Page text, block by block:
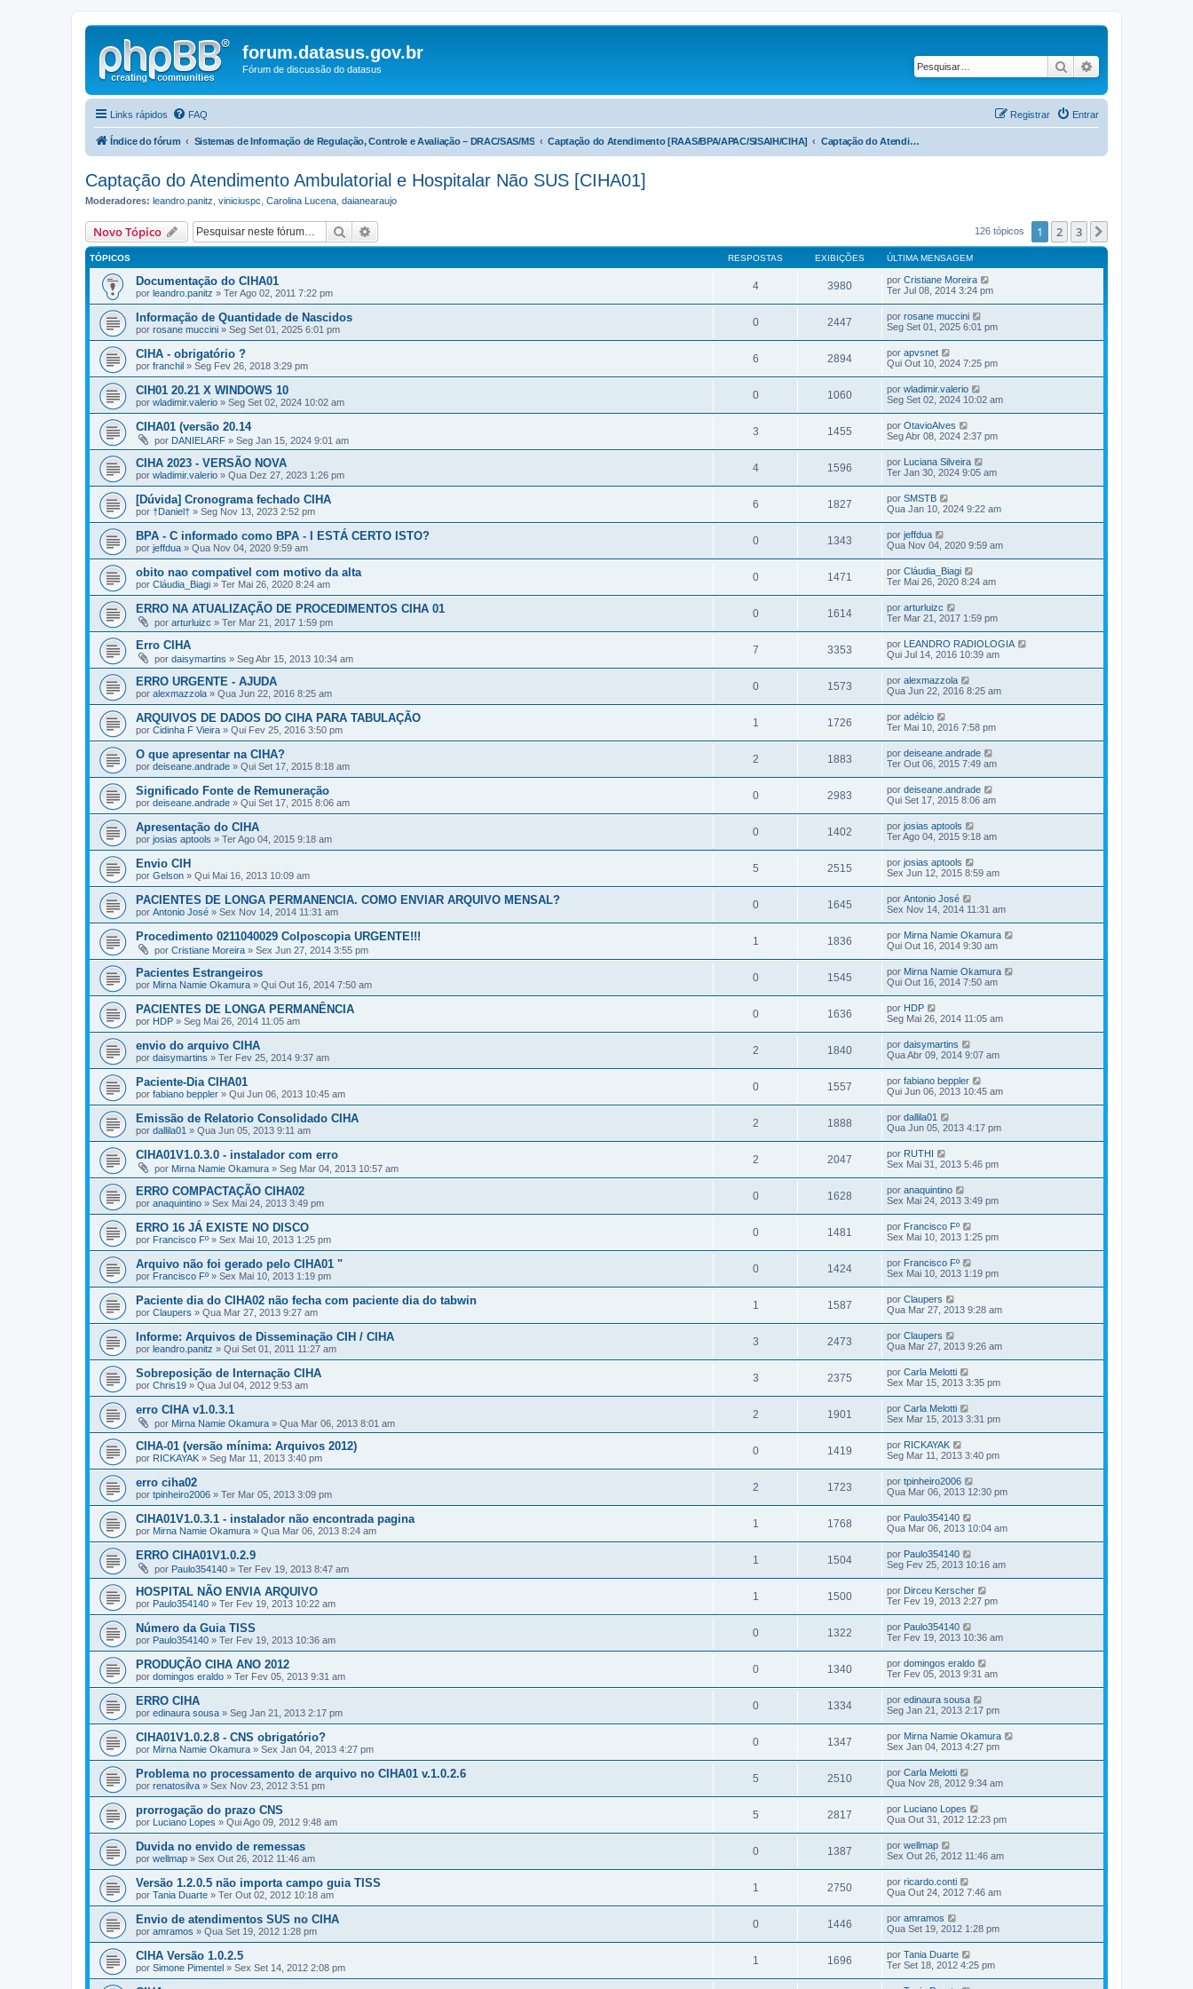
forum.datasus.gov.br
Fórum de discussão do datasus Pesquisar
Links rápidos FAQ Entrar
Registrar
Índice do fórum Sistemas de Informação de Regulação, Controle e Avaliação – DRAC/SAS/MS Captação do Atendimento [RAAS/BPA/APAC/SISAIH/CIHA] Captação do Atendimento Ambulatorial e Hospitalar Não SUS [CIHA01]
Captação do Atendimento Ambulatorial e Hospitalar Não SUS [CIHA01]
Moderadores: leandro.panitz viniciuspc Carolina Lucena daianearaujo
Novo Tópico Pesquisar 126 tópicos 1 2 3
TÓPICOS RESPOSTAS EXIBIÇÕES ÚLTIMA MENSAGEM
Documentação do CIHA01
por leandro.panitz » Ter Ago 02, 2011 7:22 pm
4 3980 por Cristiane Moreira
Ter Jul 08, 2014 3:24 pm
Informação de Quantidade de Nascidos
por rosane muccini » Seg Set 01, 2025 6:01 pm
0 2447 por rosane muccini
Seg Set 01, 2025 6:01 pm
CIHA - obrigatório ?
por franchil » Seg Fev 26, 2018 3:29 pm
6 2894 por apvsnet
Qui Out 10, 2024 7:25 pm
CIH01 20.21 X WINDOWS 10
por wladimir.valerio » Seg Set 02, 2024 10:02 am
0 1060 por wladimir.valerio
Seg Set 02, 2024 10:02 am
CIHA01 (versão 20.14
por DANIELARF » Seg Jan 15, 2024 9:01 am
3 1455 por OtavioAlves
Seg Abr 08, 2024 2:37 pm
CIHA 2023 - VERSÃO NOVA
por wladimir.valerio » Qua Dez 27, 2023 1:26 pm
4 1596 por Luciana Silveira
Ter Jan 30, 2024 9:05 am
[Dúvida] Cronograma fechado CIHA
por †Daniel† » Seg Nov 13, 2023 2:52 pm
6 1827 por SMSTB
Qua Jan 10, 2024 9:22 am
BPA - C informado como BPA - I ESTÁ CERTO ISTO?
por jeffdua » Qua Nov 04, 2020 9:59 am
0 1343 por jeffdua
Qua Nov 04, 2020 9:59 am
obito nao compativel com motivo da alta
por Cláudia_Biagi » Ter Mai 26, 2020 8:24 am
0 1471 por Cláudia_Biagi
Ter Mai 26, 2020 8:24 am
ERRO NA ATUALIZAÇÃO DE PROCEDIMENTOS CIHA 01
por arturluizc » Ter Mar 21, 2017 1:59 pm
0 1614 por arturluizc
Ter Mar 21, 2017 1:59 pm
Erro CIHA
por daisymartins » Seg Abr 15, 2013 10:34 am
7 3353 por LEANDRO RADIOLOGIA
Qui Jul 14, 2016 10:39 am
ERRO URGENTE - AJUDA
por alexmazzola » Qua Jun 22, 2016 8:25 am
0 1573 por alexmazzola
Qua Jun 22, 2016 8:25 am
ARQUIVOS DE DADOS DO CIHA PARA TABULAÇÃO
por Cidinha F Vieira » Qui Fev 25, 2016 3:50 pm
1 1726 por adélcio
Ter Mai 10, 2016 7:58 pm
O que apresentar na CIHA?
por deiseane.andrade » Qui Set 17, 2015 8:18 am
2 1883 por deiseane.andrade
Ter Out 06, 2015 7:49 am
Significado Fonte de Remuneração
por deiseane.andrade » Qui Set 17, 2015 8:06 am
0 2983 por deiseane.andrade
Qui Set 17, 2015 8:06 am
Apresentação do CIHA
por josias aptools » Ter Ago 04, 2015 9:18 am
0 1402 por josias aptools
Ter Ago 04, 2015 9:18 am
Envio CIH
por Gelson » Qui Mai 16, 2013 10:09 am
5 2515 por josias aptools
Sex Jun 12, 2015 8:59 am
PACIENTES DE LONGA PERMANENCIA. COMO ENVIAR ARQUIVO MENSAL?
por Antonio José » Sex Nov 14, 2014 11:31 am
0 1645 por Antonio José
Sex Nov 14, 2014 11:31 am
Procedimento 0211040029 Colposcopia URGENTE!!!
por Cristiane Moreira » Sex Jun 27, 2014 3:55 pm
1 1836 por Mirna Namie Okamura
Qui Out 16, 2014 9:30 am
Pacientes Estrangeiros
por Mirna Namie Okamura » Qui Out 16, 2014 7:50 am
0 1545 por Mirna Namie Okamura
Qui Out 16, 2014 7:50 am
PACIENTES DE LONGA PERMANÊNCIA
por HDP » Seg Mai 26, 2014 11:05 am
0 1636 por HDP
Seg Mai 26, 2014 11:05 am
envio do arquivo CIHA
por daisymartins » Ter Fev 25, 2014 9:37 am
2 1840 por daisymartins
Qua Abr 09, 2014 9:07 am
Paciente-Dia CIHA01
por fabiano beppler » Qui Jun 06, 2013 10:45 am
0 1557 por fabiano beppler
Qui Jun 06, 2013 10:45 am
Emissão de Relatorio Consolidado CIHA
por dallila01 » Qua Jun 05, 2013 9:11 am
2 1888 por dallila01
Qua Jun 05, 2013 4:17 pm
CIHA01V1.0.3.0 - instalador com erro
por Mirna Namie Okamura » Seg Mar 04, 2013 10:57 am
2 2047 por RUTHI
Sex Mai 31, 2013 5:46 pm
ERRO COMPACTAÇÃO CIHA02
por anaquintino » Sex Mai 24, 2013 3:49 pm
0 1628 por anaquintino
Sex Mai 24, 2013 3:49 pm
ERRO 16 JÁ EXISTE NO DISCO
por Francisco Fº » Sex Mai 10, 2013 1:25 pm
0 1481 por Francisco Fº
Sex Mai 10, 2013 1:25 pm
Arquivo não foi gerado pelo CIHA01 "
por Francisco Fº » Sex Mai 10, 2013 1:19 pm
0 1424 por Francisco Fº
Sex Mai 10, 2013 1:19 pm
Paciente dia do CIHA02 não fecha com paciente dia do tabwin
por Claupers » Qua Mar 27, 2013 9:27 am
1 1587 por Claupers
Qua Mar 27, 2013 9:28 am
Informe: Arquivos de Disseminação CIH / CIHA
por leandro.panitz » Qui Set 01, 2011 11:27 am
3 2473 por Claupers
Qua Mar 27, 2013 9:26 am
Sobreposição de Internação CIHA
por Chris19 » Qua Jul 04, 2012 9:53 am
3 2375 por Carla Melotti
Sex Mar 15, 2013 3:35 pm
erro CIHA v1.0.3.1
por Mirna Namie Okamura » Qua Mar 06, 2013 8:01 am
2 1901 por Carla Melotti
Sex Mar 15, 2013 3:31 pm
CIHA-01 (versão mínima: Arquivos 2012)
por RICKAYAK » Seg Mar 11, 2013 3:40 pm
0 1419 por RICKAYAK
Seg Mar 11, 2013 3:40 pm
erro ciha02
por tpinheiro2006 » Ter Mar 05, 2013 3:09 pm
2 1723 por tpinheiro2006
Qua Mar 06, 2013 12:30 pm
CIHA01V1.0.3.1 - instalador não encontrada pagina
por Mirna Namie Okamura » Qua Mar 06, 2013 8:24 am
1 1768 por Paulo354140
Qua Mar 06, 2013 10:04 am
ERRO CIHA01V1.0.2.9
por Paulo354140 » Ter Fev 19, 2013 8:47 am
1 1504 por Paulo354140
Seg Fev 25, 2013 10:16 am
HOSPITAL NÃO ENVIA ARQUIVO
por Paulo354140 » Ter Fev 19, 2013 10:22 am
1 1500 por Dirceu Kerscher
Ter Fev 19, 2013 2:27 pm
Número da Guia TISS
por Paulo354140 » Ter Fev 19, 2013 10:36 am
0 1322 por Paulo354140
Ter Fev 19, 2013 10:36 am
PRODUÇÃO CIHA ANO 2012
por domingos eraldo » Ter Fev 05, 2013 9:31 am
0 1340 por domingos eraldo
Ter Fev 05, 2013 9:31 am
ERRO CIHA
por edinaura sousa » Seg Jan 21, 2013 2:17 pm
0 1334 por edinaura sousa
Seg Jan 21, 2013 2:17 pm
CIHA01V1.0.2.8 - CNS obrigatório?
por Mirna Namie Okamura » Sex Jan 04, 2013 4:27 pm
0 1347 por Mirna Namie Okamura
Sex Jan 04, 2013 4:27 pm
Problema no processamento de arquivo no CIHA01 v.1.0.2.6
por renatosilva » Sex Nov 23, 2012 3:51 pm
5 2510 por Carla Melotti
Qua Nov 28, 2012 9:34 am
prorrogação do prazo CNS
por Luciano Lopes » Qui Ago 09, 2012 9:48 am
5 2817 por Luciano Lopes
Qua Out 31, 2012 12:23 pm
Duvida no envido de remessas
por wellmap » Sex Out 26, 2012 11:46 am
0 1387 por wellmap
Sex Out 26, 2012 11:46 am
Versão 1.2.0.5 não importa campo guia TISS
por Tania Duarte » Ter Out 02, 2012 10:18 am
1 2750 por ricardo.conti
Qua Out 24, 2012 7:46 am
Envio de atendimentos SUS no CIHA
por amramos » Qua Set 19, 2012 1:28 pm
0 1446 por amramos
Qua Set 19, 2012 1:28 pm
CIHA Versão 1.0.2.5
por Simone Pimentel » Sex Set 14, 2012 2:08 pm
1 1696 por Tania Duarte
Ter Set 18, 2012 4:25 pm